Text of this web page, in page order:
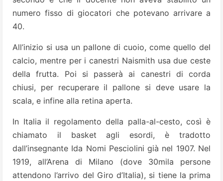
numero fisso di giocatori che potevano arrivare a
40.
All’inizio si usa un pallone di cuoio, come quello del
calcio, mentre per i canestri Naismith usa due ceste
della frutta. Poi si passerà ai canestri di corda
chiusi, per recuperare il pallone si deve usare la
scala, e infine alla retina aperta.
In Italia il regolamento della palla-al-cesto, così è
chiamato il basket agli esordi, è tradotto
dall’insegnante Ida Nomi Pesciolini già nel 1907. Nel
1919, all’Arena di Milano (dove 30mila persone
attendono l’arrivo del Giro d’Italia), si tiene la prima